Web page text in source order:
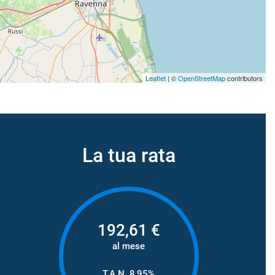
Leaflet | ©OpenStreetMapcontributors
La tua rata
192,61 €
al mese